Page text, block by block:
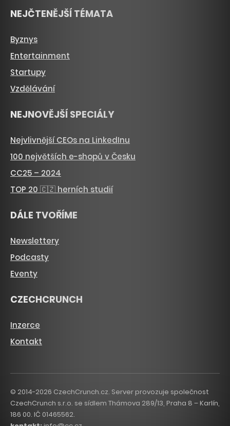
NEJČTENĚJŠÍ TÉMATA
Byznys
Entertainment
Startupy
Vzdělávání
NEJNOVĚJŠÍ SPECIÁLY
Nejvlivnější CEOs na LinkedInu
100 největších e-shopů v Česku
CC25 – 2024
TOP 20 🇨🇿 herních studií
DÁLE TVOŘÍME
Newslettery
Podcasty
Eventy
CZECHCRUNCH
Inzerce
Kontakt
© 2014-2026 CzechCrunch.cz. Server provozuje společnost
CzechCrunch s.r.o. se sídlem Thámova 289/13, Praha 8 – Karlín,
186 00. IČ 01465562.